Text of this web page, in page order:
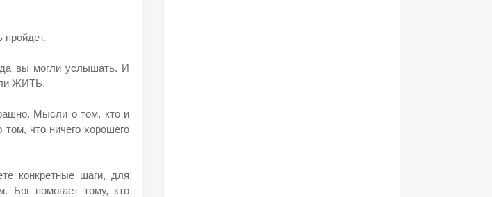
пройдет.
вы могли услышать. И
ЖИТЬ.
Мысли о том, кто и
что ничего хорошего
конкретные шаги, для
Бог помогает тому, кто